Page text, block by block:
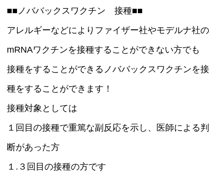
■■ノババックスワクチン 接種■■
アレルギーなどによりファイザー社やモデルナ社の
mRNAワクチンを接種することができない方でも
接種をすることができるノババックスワクチンを接
種をすることができます！
接種対象としては
１回目の接種で重篤な副反応を示し、医師による判
断があった方
１.３回目の接種の方です